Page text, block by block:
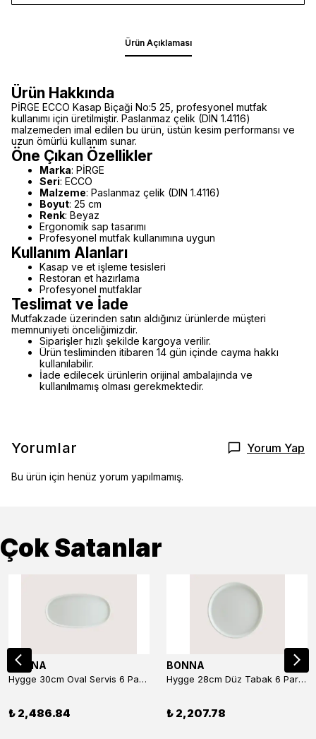
Ürün Açıklaması
Ürün Hakkında
PİRGE ECCO Kasap Biçaği No:5 25, profesyonel mutfak
kullanımı için üretilmiştir. Paslanmaz çelik (DIN 1.4116)
malzemeden imal edilen bu ürün, üstün kesim performansı ve
uzun ömürlü kullanım sunar.
Öne Çıkan Özellikler
Marka: PİRGE
Seri: ECCO
Malzeme: Paslanmaz çelik (DIN 1.4116)
Boyut: 25 cm
Renk: Beyaz
Ergonomik sap tasarımı
Profesyonel mutfak kullanımına uygun
Kullanım Alanları
Kasap ve et işleme tesisleri
Restoran et hazırlama
Profesyonel mutfaklar
Teslimat ve İade
Mutfakzade üzerinden satın aldığınız ürünlerde müşteri
memnuniyeti önceliğimizdir.
Siparişler hızlı şekilde kargoya verilir.
Ürün tesliminden itibaren 14 gün içinde cayma hakkı
kullanılabilir.
İade edilecek ürünlerin orijinal ambalajında ve
kullanılmamış olması gerekmektedir.
Yorumlar Yorum Yap
Bu ürün için henüz yorum yapılmamış.
Çok Satanlar
BONNA
Hygge 30cm Oval Servis 6 Parça
₺ 2,486.84
BONNA
Hygge 28cm Düz Tabak 6 Parça
₺ 2,207.78